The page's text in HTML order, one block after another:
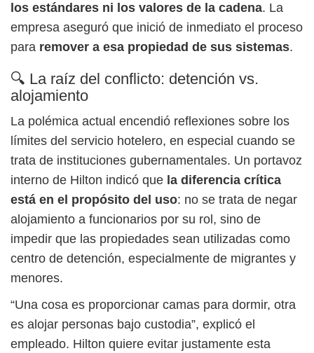
los estándares ni los valores de la cadena. La
empresa aseguró que inició de inmediato el proceso
para remover a esa propiedad de sus sistemas.
🔍 La raíz del conflicto: detención vs.
alojamiento
La polémica actual encendió reflexiones sobre los
límites del servicio hotelero, en especial cuando se
trata de instituciones gubernamentales. Un portavoz
interno de Hilton indicó que la diferencia crítica
está en el propósito del uso: no se trata de negar
alojamiento a funcionarios por su rol, sino de
impedir que las propiedades sean utilizadas como
centro de detención, especialmente de migrantes y
menores.
“Una cosa es proporcionar camas para dormir, otra
es alojar personas bajo custodia”, explicó el
empleado. Hilton quiere evitar justamente esta